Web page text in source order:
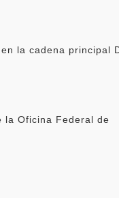
la cadena principal
la Oficina Federal de